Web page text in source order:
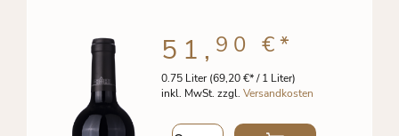
0.75 Liter(69,20 €* / 1 Liter)
inkl. MwSt. zzgl. Versandkosten
51, 90 €*